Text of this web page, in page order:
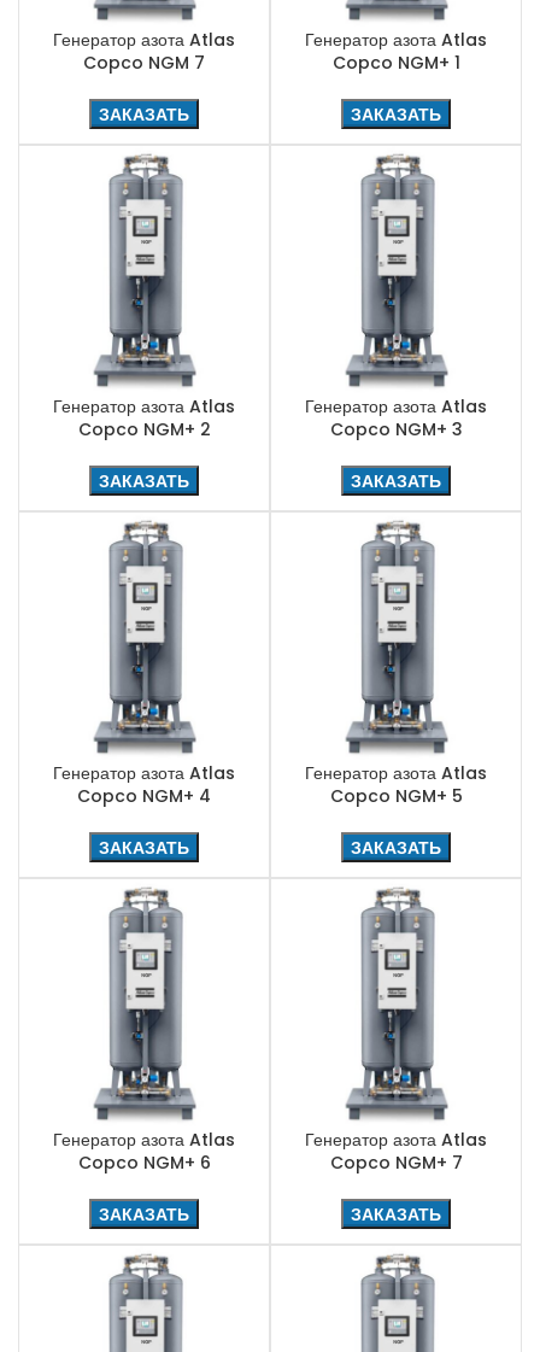
Генератор азота Atlas
Copco NGM 7
ЗАКАЗАТЬ
Генератор азота Atlas
Copco NGM+ 1
ЗАКАЗАТЬ
Генератор азота Atlas
Copco NGM+ 2
ЗАКАЗАТЬ
Генератор азота Atlas
Copco NGM+ 3
ЗАКАЗАТЬ
Генератор азота Atlas
Copco NGM+ 4
ЗАКАЗАТЬ
Генератор азота Atlas
Copco NGM+ 5
ЗАКАЗАТЬ
Генератор азота Atlas
Copco NGM+ 6
ЗАКАЗАТЬ
Генератор азота Atlas
Copco NGM+ 7
ЗАКАЗАТЬ